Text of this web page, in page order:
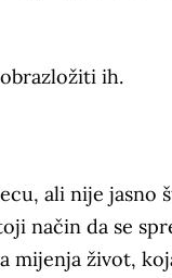
ih.
ali nije jasno
način da se
mijenja život,